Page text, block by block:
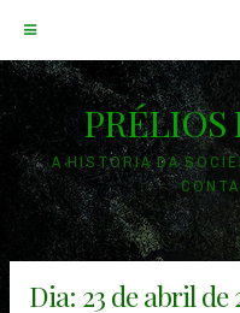
Skip
to
content
PRÉLIOS
A HISTÓRIA DA
Dia: 23 de abril de